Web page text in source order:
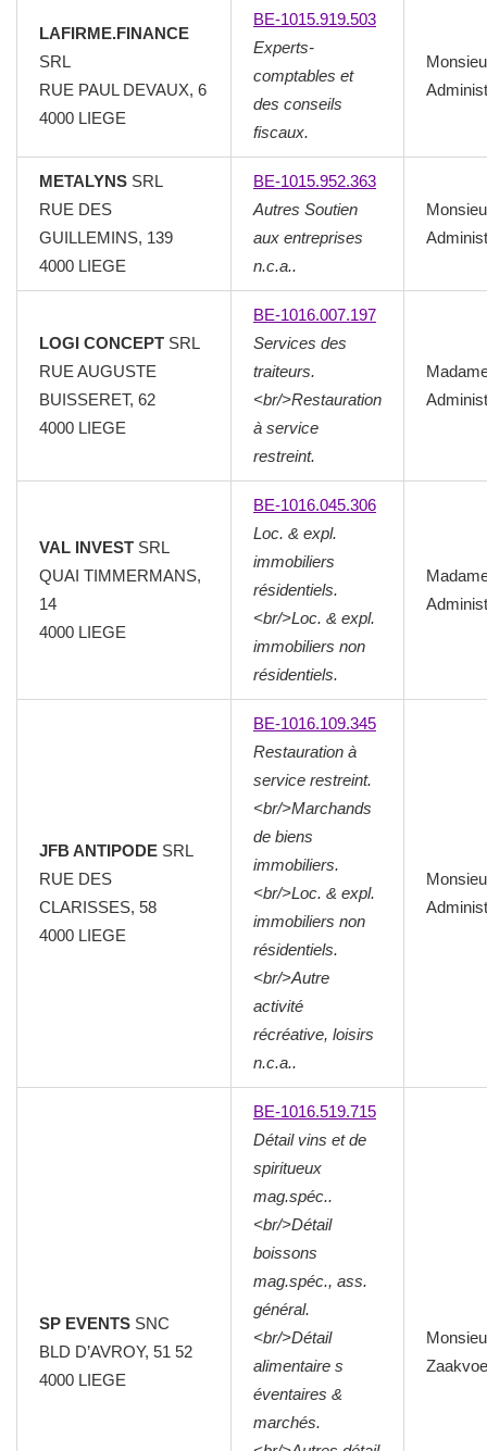
LAFIRME.FINANCE
SRL
RUE PAUL DEVAUX, 6
4000 LIEGE
BE-1015.919.503
Experts-
comptables et
des conseils
fiscaux.
METALYNS SRL
RUE DES
GUILLEMINS, 139
4000 LIEGE
BE-1015.952.363
Autres Soutien
aux entreprises
n.c.a..
LOGI CONCEPT SRL
RUE AUGUSTE
BUISSERET, 62
4000 LIEGE
BE-1016.007.197
Services des
traiteurs.
<br/>Restauration
à service
restreint.
VAL INVEST SRL
QUAI TIMMERMANS,
14
4000 LIEGE
BE-1016.045.306
Loc. & expl.
immobiliers
résidentiels.
<br/>Loc. & expl.
immobiliers non
résidentiels.
JFB ANTIPODE SRL
RUE DES
CLARISSES, 58
4000 LIEGE
BE-1016.109.345
Restauration à
service restreint.
<br/>Marchands
de biens
immobiliers.
<br/>Loc. & expl.
immobiliers non
résidentiels.
<br/>Autre
activité
récréative, loisirs
n.c.a..
SP EVENTS SNC
BLD D’AVROY, 51 52
4000 LIEGE
BE-1016.519.715
Détail vins et de
spiritueux
mag.spéc..
<br/>Détail
boissons
mag.spéc., ass.
général.
<br/>Détail
alimentaire s
éventaires &
marchés.